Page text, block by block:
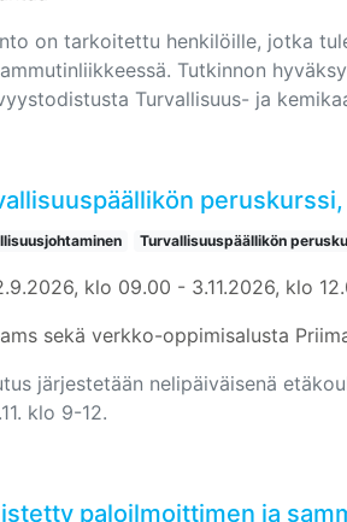
on tarkoitettu henkilöille, jotka
Tutkinnon
Turvallisuus- ja
Turvallisuuspäällikön
klo 09.00 - 3.11.2026, klo
sekä verkko-oppimisalusta
järjestetään nelipäiväisenä
klo 9-12.
paloilmoittimen ja